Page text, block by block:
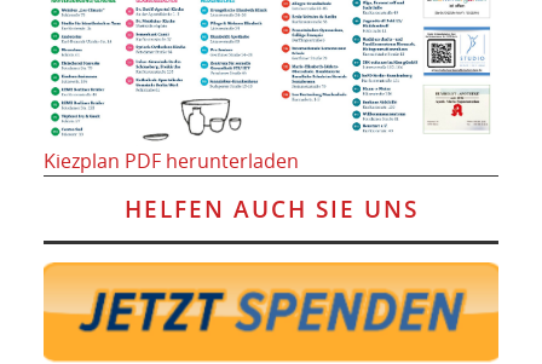
Kiezplan PDF herunterladen
HELFEN AUCH SIE UNS